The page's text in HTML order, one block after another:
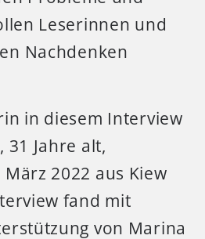
Leserinnen und
Nachdenken
in diesem Interview
31 Jahre alt,
2022 aus Kiew
fand mit
von Marina